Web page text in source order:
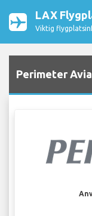
LAX
Viktig
Perimeter